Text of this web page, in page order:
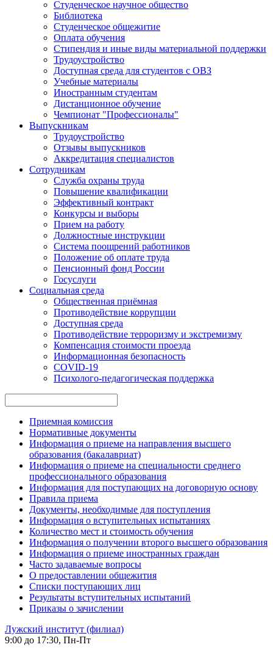
Студенческое научное общество
Библиотека
Студенческое общежитие
Оплата обучения
Стипендия и иные виды материальной поддержки
Трудоустройство
Доступная среда для студентов с ОВЗ
Учебные материалы
Иностранным студентам
Дистанционное обучение
Чемпионат "Профессионалы"
Выпускникам
Трудоустройство
Отзывы выпускников
Аккредитация специалистов
Сотрудникам
Служба охраны труда
Повышение квалификации
Эффективный контракт
Конкурсы и выборы
Прием на работу
Должностные инструкции
Система поощрений работников
Положение об оплате труда
Пенсионный фонд России
Госуслуги
Социальная среда
Общественная приёмная
Противодействие коррупции
Доступная среда
Противодействие терроризму и экстремизму
Компенсация стоимости проезда
Информационная безопасность
COVID-19
Психолого-педагогическая поддержка
Приемная комиссия
Нормативные документы
Информация о приеме на направления высшего
образования (бакалавриат)
Информация о приеме на специальности среднего
профессионального образования
Информация для поступающих на договорную основу
Правила приема
Документы, необходимые для поступления
Информация о вступительных испытаниях
Количество мест и стоимость обучения
Информация о получении второго высшего образования
Информация о приеме иностранных граждан
Часто задаваемые вопросы
О предоставлении общежития
Списки поступающих лиц
Результаты вступительных испытаний
Приказы о зачислении
Лужский институт (филиал)
9:00 до 17:30, Пн-Пт